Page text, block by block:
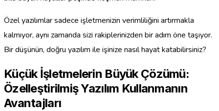
Özel yazılımlar sadece işletmenizin verimliliğini artırmakla
kalmıyor, aynı zamanda sizi rakiplerinizden bir adım öne taşıyor.
Bir düşünün, doğru yazılım ile işinize nasıl hayat katabilirsiniz?
Küçük İşletmelerin Büyük Çözümü:
Özelleştirilmiş Yazılım Kullanmanın
Avantajları